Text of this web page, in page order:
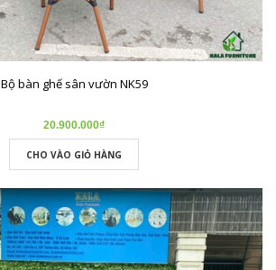
Bộ bàn ghế sân vườn NK59
20.900.000₫
CHO VÀO GIỎ HÀNG